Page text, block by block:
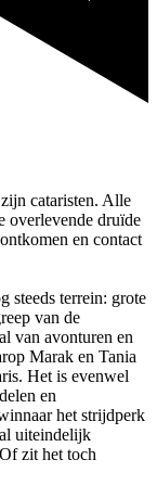
cataristen. Alle
overlevende druïde
en contact
steeds terrein: grote
van de
van avonturen en
Marak en Tania
Het is evenwel
en
het strijdperk
uiteindelijk
zit het toch